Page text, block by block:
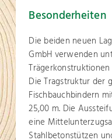
Besonderheiten
Die beiden neuen
GmbH verwenden
Die Tragstruktur der
Fischbauchbindern
25,00 m. Die
eine
Stahlbetonstützen